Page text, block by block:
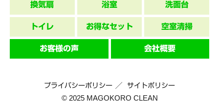
換気扇 浴室 洗面台
トイレ お得なセット 空室清掃
お客様の声 会社概要
プライバシーポリシー サイトポリシー
© 2025 MAGOKORO CLEAN